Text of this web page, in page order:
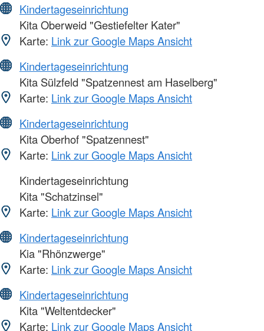
Kindertageseinrichtung
Kita Oberweid "Gestiefelter Kater"
Karte: Link zur Google Maps Ansicht
Kindertageseinrichtung
Kita Sülzfeld "Spatzennest am Haselberg"
Karte: Link zur Google Maps Ansicht
Kindertageseinrichtung
Kita Oberhof "Spatzennest"
Karte: Link zur Google Maps Ansicht
Kindertageseinrichtung
Kita "Schatzinsel"
Karte: Link zur Google Maps Ansicht
Kindertageseinrichtung
Kia "Rhönzwerge"
Karte: Link zur Google Maps Ansicht
Kindertageseinrichtung
Kita "Weltentdecker"
Karte: Link zur Google Maps Ansicht